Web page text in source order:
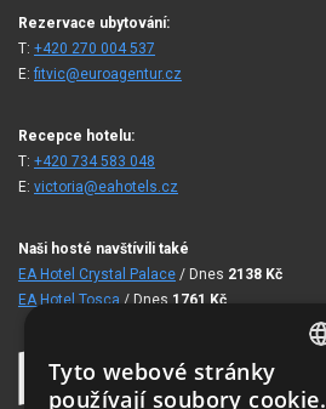
Rezervace ubytování:
T: +420 270 004 537
E:fitvic@euroagentur.cz
Recepce hotelu:
T: +420 734 583 048
E: victoria@eahotels.cz
Naši hosté navštívili také
EA Hotel Crystal Palace / Dnes 2138 Kč
EA Hotel Tosca / Dnes 1761 Kč
Tyto webové stránky
používají soubory cookie.